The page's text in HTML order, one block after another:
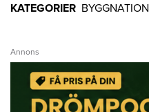
KATEGORIER BYGGNATION
Annons